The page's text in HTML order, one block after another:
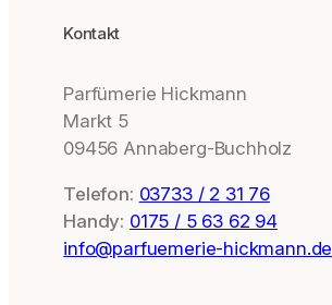
Kontakt
Parfümerie Hickmann
Markt 5
09456 Annaberg-Buchholz
Telefon: 03733 / 2 31 76
Handy: 0175 / 5 63 62 94
info@parfuemerie-hickmann.de